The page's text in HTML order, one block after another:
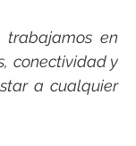
trabajamos en
conectividad y
a cualquier